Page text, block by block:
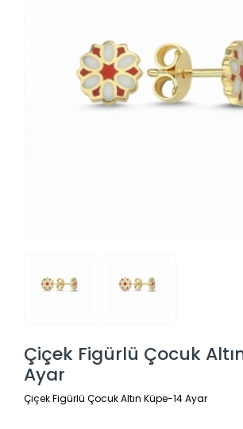
Çiçek Figürlü Çocuk
Ayar
Çiçek Figürlü Çocuk Altın Küpe-14 Ayar